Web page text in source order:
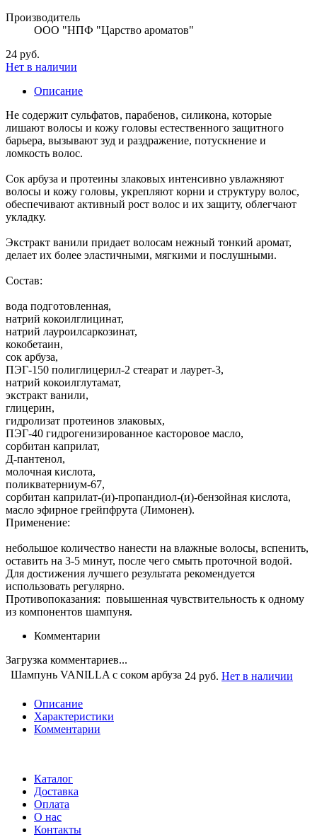
Производитель
ООО "НПФ "Царство ароматов"
24 руб.
Нет в наличии
Описание
Не содержит сульфатов, парабенов, силикона, которые
лишают волосы и кожу головы естественного защитного
барьера, вызывают зуд и раздражение, потускнение и
ломкость волос.
Сок арбуза и протеины злаковых интенсивно увлажняют
волосы и кожу головы, укрепляют корни и структуру волос,
обеспечивают активный рост волос и их защиту, облегчают
укладку.
Экстракт ванили придает волосам нежный тонкий аромат,
делает их более эластичными, мягкими и послушными.
Состав:
вода подготовленная,
натрий кокоилглицинат,
натрий лауроилсаркозинат,
кокобетаин,
сок арбуза,
ПЭГ-150 полиглицерил-2 стеарат и лаурет-3,
натрий кокоилглутамат,
экстракт ванили,
глицерин,
гидролизат протеинов злаковых,
ПЭГ-40 гидрогенизированное касторовое масло,
сорбитан каприлат,
Д-пантенол,
молочная кислота,
поликватерниум-67,
сорбитан каприлат-(и)-пропандиол-(и)-бензойная кислота,
масло эфирное грейпфрута (Лимонен).
Применение:
небольшое количество нанести на влажные волосы, вспенить,
оставить на 3-5 минут, после чего смыть проточной водой.
Для достижения лучшего результата рекомендуется
использовать регулярно.
Противопоказания: повышенная чувствительность к одному
из компонентов шампуня.
Комментарии
Загрузка комментариев...
Шампунь VANILLA с соком арбуза 24 руб. Нет в наличии
Описание
Характеристики
Комментарии
Каталог
Доставка
Оплата
О нас
Контакты